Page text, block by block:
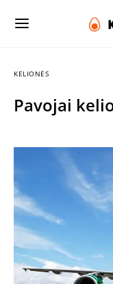
KELIONĖS
Pavojai